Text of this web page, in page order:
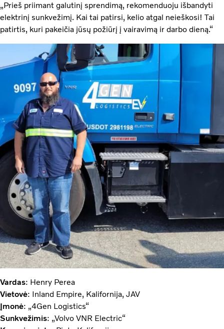
„Prieš priimant galutinį sprendimą, rekomenduoju išbandyti
elektrinį sunkvežimį. Kai tai patirsi, kelio atgal neieškosi! Tai
patirtis, kuri pakeičia jūsų požiūrį į vairavimą ir darbo dieną.“
Vardas: Henry Perea
Vietovė: Inland Empire, Kalifornija, JAV
Įmonė: „4Gen Logistics“
Sunkvežimis: „Volvo VNR Electric“